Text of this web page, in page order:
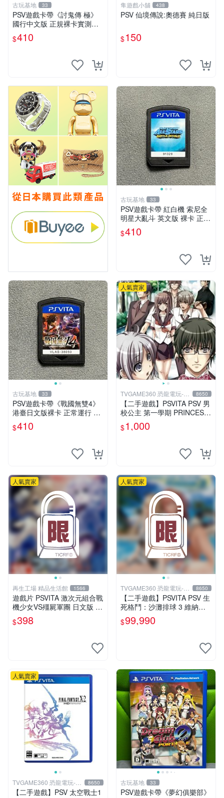
古玩基地 33
PSV遊戲卡帶《討鬼傳 極》
國行中文版 正規裸卡實測無
誤 索尼官方認證 減價促銷 訂
購越早越劃算 討鬼傳 極 PSV
$410
隼遊戲小舖 438
PSV 仙境傳說:奧德賽 純日版
$150
古玩基地 33
PSV遊戲卡帶 紅白機 索尼全
明星大亂斗 英文版 裸卡 正常
運行 限索尼PSV機器 全明星
大亂斗 PSV 卡帶 智能機器限
$410
古玩基地 33
PSV遊戲卡帶《戰國無雙4》
港臺日文版裸卡 正常運行 臺
灣索尼專用 游戲機械玩不了
戰國無雙 4 PSV 港版 卡帶 無
$410
人氣賣家
TVGAME360 恐龍電玩-台
中店
8650
【二手遊戲】PSVITA PSV 男
校公主 第一學期 PRINCESS
DAYS 日文版【台中恐龍電
玩】
$1,000
人氣賣家
再生工場 精品生活館 1566
遊戲片 PSVITA 激次元組合戰
機少女VS殭屍軍團 日文版 再
生工場 01
$398
人氣賣家
TVGAME360 恐龍電玩-台
中店
8650
【二手遊戲】PSVITA PSV 生
死格鬥：沙灘排球 3 維納斯
中文版【台中恐龍電玩】
$99,990
人氣賣家
TVGAME360 恐龍電玩-台
中店
8650
【二手遊戲】PSV 太空戰士1
古玩基地 33
PSV遊戲卡帶《夢幻俱樂部》